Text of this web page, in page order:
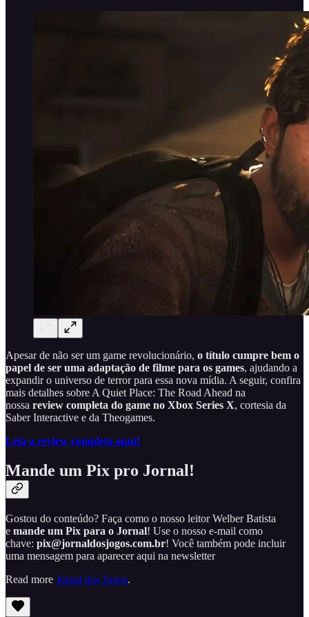
Apesar de não ser um game revolucionário, o título cumpre bem o
papel de ser uma adaptação de filme para os games, ajudando a
expandir o universo de terror para essa nova mídia. A seguir, confira
mais detalhes sobre A Quiet Place: The Road Ahead na
nossa review completa do game no Xbox Series X, cortesia da
Saber Interactive e da Theogames.
Leia a review completa aqui!
Mande um Pix pro Jornal!
Gostou do conteúdo? Faça como o nosso leitor Welber Batista
e mande um Pix para o Jornal! Use o nosso e-mail como
chave: pix@jornaldosjogos.com.br! Você também pode incluir
uma mensagem para aparecer aqui na newsletter
Read more Jornal dos Jogos.